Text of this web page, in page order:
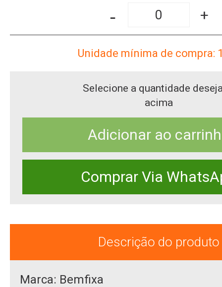
- +
Unidade mínima de compra:
Selecione a quantidade
acima
Adicionar ao
Comprar Via
Descrição do produto
Marca: Bemfixa